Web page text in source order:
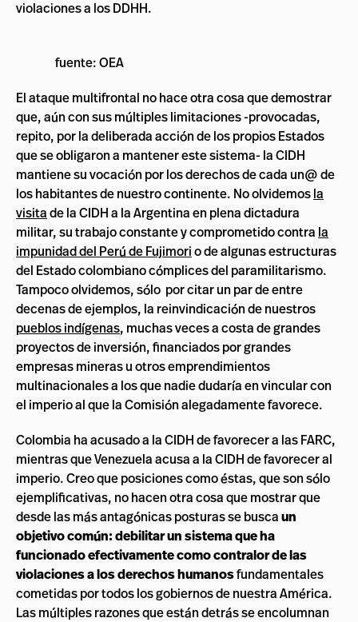
violaciones a los DDHH.
fuente: OEA
El ataque multifrontal no hace otra cosa que demostrar
que, aún con sus múltiples limitaciones -provocadas,
repito, por la deliberada acción de los propios Estados
que se obligaron a mantener este sistema- la CIDH
mantiene su vocación por los derechos de cada un@ de
los habitantes de nuestro continente. No olvidemosla
visitade la CIDH a la Argentina en plena dictadura
militar, su trabajo constante y comprometido contra la
impunidad del Perú de Fujimorio de algunas estructuras
del Estado colombiano cómplices del paramilitarismo.
Tampoco olvidemos, sólo por citar un par de entre
decenas de ejemplos, la reinvindicación de nuestros
pueblos indígenas, muchas veces a costa de grandes
proyectos de inversión, financiados por grandes
empresas mineras u otros emprendimientos
multinacionales a los que nadie dudaría en vincular con
el imperio al que la Comisión alegadamente favorece.
Colombia ha acusado a la CIDH de favorecer a las FARC,
mientras que Venezuela acusa a la CIDH de favorecer al
imperio. Creo que posiciones como éstas, que son sólo
ejemplificativas, no hacen otra cosa que mostrar que
desde las más antagónicas posturas se buscaun
objetivo común: debilitar un sistema que ha
funcionado efectivamente como contralor de las
violaciones a los derechos humanosfundamentales
cometidas por todos los gobiernos de nuestra América.
Las múltiples razones que están detrás se encolumnan